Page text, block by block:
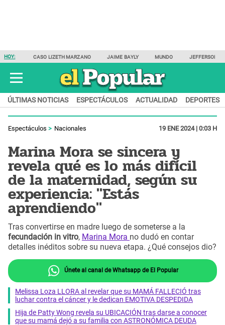
HOY: CASO LIZETH MARZANO JAIME BAYLY MUNDO JEFFERSON
ÚLTIMAS NOTICIAS ESPECTÁCULOS ACTUALIDAD DEPORTES
Espectáculos Nacionales 19 ENE 2024 | 0:03 H
Marina Mora se sincera y
revela qué es lo más difícil
de la maternidad, según su
experiencia: "Estás
aprendiendo"
Tras convertirse en madre luego de someterse a la
fecundación in vitro, Marina Mora no dudó en contar
detalles inéditos sobre su nueva etapa. ¿Qué consejos dio?
Únete al canal de Whatsapp de El Popular
Melissa Loza LLORA al revelar que su MAMÁ FALLECIÓ tras
luchar contra el cáncer y le dedican EMOTIVA DESPEDIDA
Hija de Patty Wong revela su UBICACIÓN tras darse a conocer
que su mamá dejó a su familia con ASTRONÓMICA DEUDA